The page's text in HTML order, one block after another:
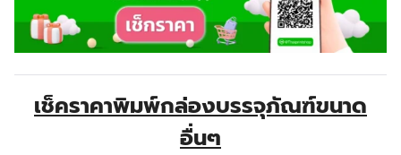
เช็คราคาพิมพ์กล่องบรรจุภัณฑ์ขนาด
อื่นๆ